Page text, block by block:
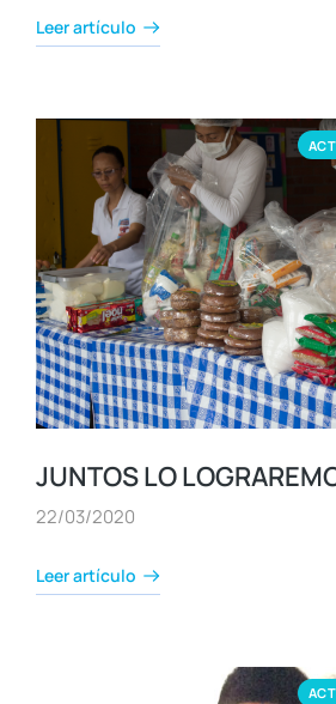
Leer artículo
JUNTOS LO
22/03/2020
Leer artículo